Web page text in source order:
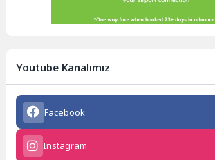
Youtube Kanalımız
Facebook
Instagram